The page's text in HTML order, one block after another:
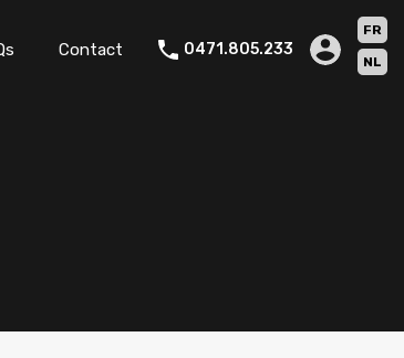
Contact 0471.805.233
FR
NL